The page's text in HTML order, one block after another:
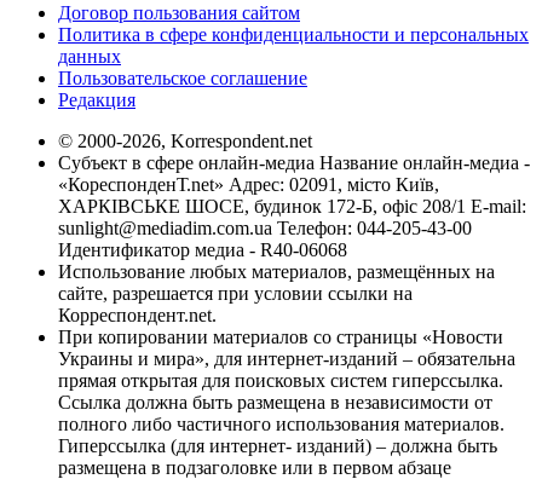
Договор пользования сайтом
Политика в сфере конфиденциальности и персональных
данных
Пользовательское соглашение
Редакция
© 2000-2026, Korrespondent.net
Субъект в сфере онлайн-медиа Название онлайн-медиа -
«КореспонденТ.net» Адрес: 02091, місто Київ,
ХАРКІВСЬКЕ ШОСЕ, будинок 172-Б, офіс 208/1 E-mail:
sunlight@mediadim.com.ua Телефон: 044-205-43-00
Идентификатор медиа - R40-06068
Использование любых материалов, размещённых на
сайте, разрешается при условии ссылки на
Корреспондент.net.
При копировании материалов со страницы «Новости
Украины и мира», для интернет-изданий – обязательна
прямая открытая для поисковых систем гиперссылка.
Ссылка должна быть размещена в независимости от
полного либо частичного использования материалов.
Гиперссылка (для интернет- изданий) – должна быть
размещена в подзаголовке или в первом абзаце